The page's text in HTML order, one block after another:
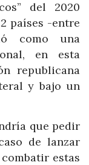
del 2020
países -entre
como una
en esta
republicana
y bajo un
que pedir
de lanzar
estas